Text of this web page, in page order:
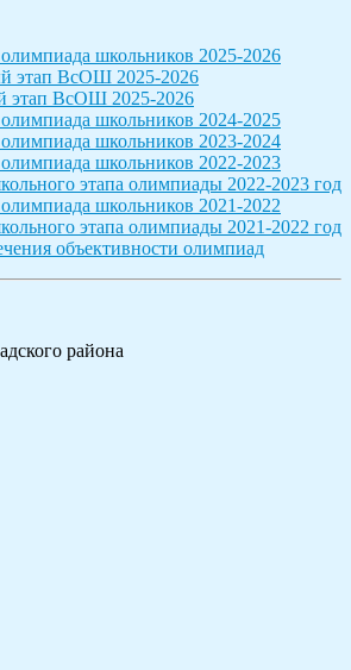
школьников 2025-2026
этап ВсОШ 2025-2026
этап ВсОШ 2025-2026
школьников 2024-2025
школьников 2023-2024
школьников 2022-2023
этапа олимпиады 2022-2023 год
школьников 2021-2022
этапа олимпиады 2021-2022 год
объективности олимпиад
района